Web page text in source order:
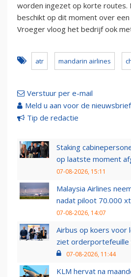
worden ingezet op korte routes.
beschikt op dit moment over een
Vroeger vloog het bedrijf ook
atr mandarin airlines
Verstuur per e-mail
Meld u aan voor de nieuwsbrief
Tip de redactie
Staking
op laatste moment
07-08-2026, 15:11
Malaysia Airlines
nadat piloot 70.000
07-08-2026, 14:07
Airbus op koers voor
ziet
07-08-2026, 11:44
KLM hervat na